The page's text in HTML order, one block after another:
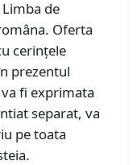
de
Oferta
cerințele
prezentul
fi exprimata
separat, va
pe toata